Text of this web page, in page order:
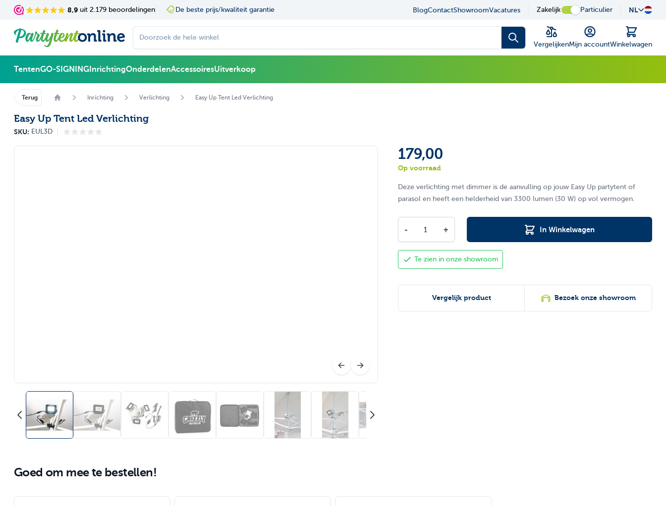
Ga naar de inhoud 8,9 uit 2.179 beoordelingen Navigating through the elements of the carousel is possible using the tab key.You can skip the
De beste prijs/kwaliteit garantie Ruime keuze in onze showroom
BlogContactShowroomVacatures Zakelijk Particulier NL
VergelijkenMijn account
Winkelwagen
Winkelwagen
TentenGO-SIGNING InrichtingOnderdelenAccessoiresUitverkoop
Terug Inrichting Verlichting Easy Up Tent Led Verlichting
Easy Up Tent Led Verlichting
SKU: EUL3D
179,00
Op voorraad
Deze verlichting met dimmer is de aanvulling op jouw Easy Up partytent of
parasol en heeft een helderheid van 3300 lumen (30 W) op vol vermogen.
- + In Winkelwagen
Te zien in onze showroom
Vergelijk product Bezoek onze showroom
Goed om mee te bestellen!
Druk om carrousel over te slaan